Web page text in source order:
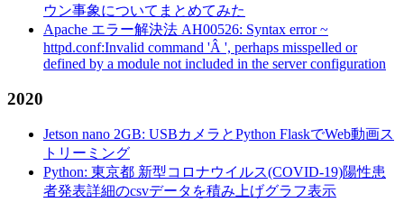
ウン事象についてまとめてみた
Apache エラー解決法 AH00526: Syntax error ~
httpd.conf:Invalid command 'Â ', perhaps misspelled or
defined by a module not included in the server configuration
2020
Jetson nano 2GB: USBカメラとPython FlaskでWeb動画ス
トリーミング
Python: 東京都 新型コロナウイルス(COVID-19)陽性患
者発表詳細のcsvデータを積み上げグラフ表示